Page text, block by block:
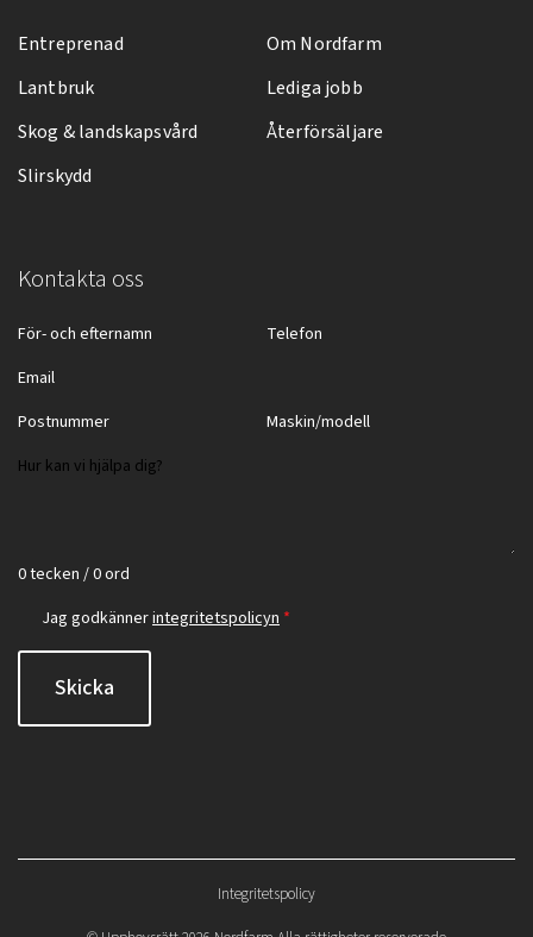
Entreprenad
Lantbruk
Skog & landskapsvård
Slirskydd
Om Nordfarm
Lediga jobb
Återförsäljare
Kontakta oss
0 tecken / 0 ord
Jag godkännerintegritetspolicyn *
Skicka
Integritetspolicy